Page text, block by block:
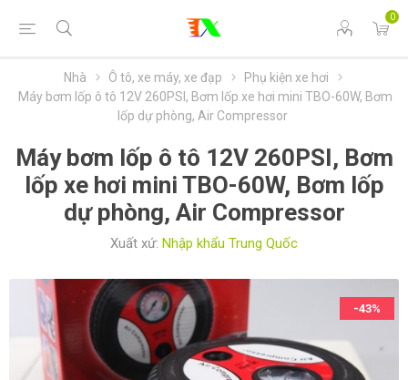
0
Nhà Ô tô, xe máy, xe đạp
Phụ kiện xe hơi
Máy bơm lốp ô tô 12V 260PSI, Bơm lốp xe hơi mini TBO-60W, Bơm
lốp dự phòng, Air Compressor
Máy bơm lốp ô tô 12V 260PSI, Bơm
lốp xe hơi mini TBO-60W, Bơm lốp
dự phòng, Air Compressor
Xuất xứ: Nhập khẩu Trung Quốc
-43%